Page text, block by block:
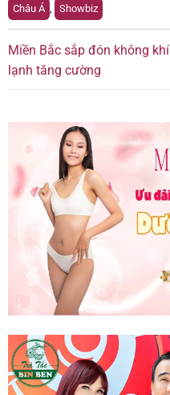
Châu Á Showbiz
Miền Bắc sắp đón không khí
lạnh tăng cường